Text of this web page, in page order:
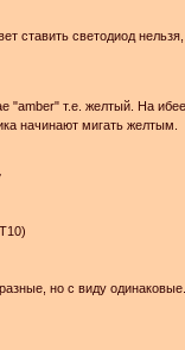
ставить светодиод
"amber" т.е. желтый. На
начинают мигать желтым.
но с виду